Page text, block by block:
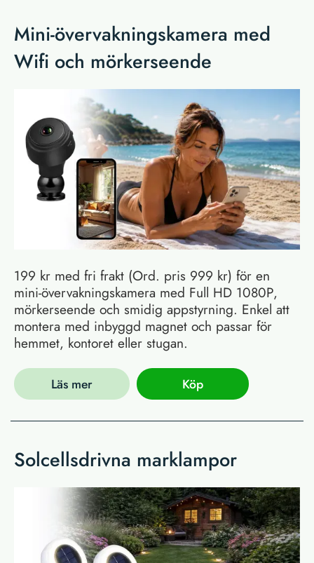
Mini-övervakningskamera med
Wifi och mörkerseende
199 kr med fri frakt (Ord. pris 999 kr) för en
mini-övervakningskamera med Full HD 1080P,
mörkerseende och smidig appstyrning. Enkel att
montera med inbyggd magnet och passar för
hemmet, kontoret eller stugan.
Läs mer Köp
Solcellsdrivna marklampor